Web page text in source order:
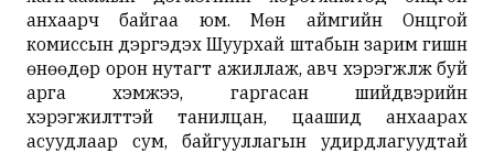
анхаарч байгаа юм. Мөн аймгийн Онцгой
комиссын дэргэдэх Шуурхай штабын зарим гишүүн
өнөөдөр орон нутагт ажиллаж, авч хэрэгжүүлж буй
арга хэмжээ, гаргасан шийдвэрийн
хэрэгжилттэй танилцан, цаашид анхаарах
асуудлаар сум, байгууллагын удирдлагуудтай